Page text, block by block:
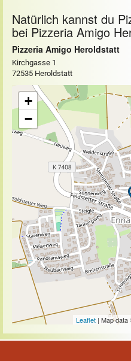
Natürlich kannst du
bei Pizzeria Amigo
Pizzeria Amigo Heroldstatt
Kirchgasse 1
72535 Heroldstatt
+
−
Leaflet | Map data